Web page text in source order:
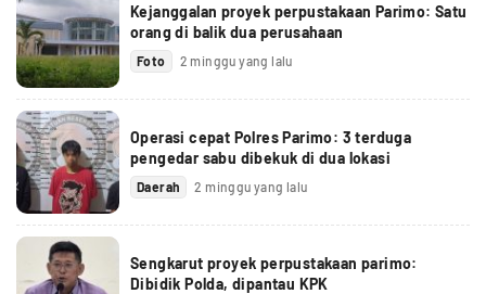
Kejanggalan proyek perpustakaan Parimo: Satu
orang di balik dua perusahaan
Foto 2 minggu yang lalu
Operasi cepat Polres Parimo: 3 terduga
pengedar sabu dibekuk di dua lokasi
Daerah 2 minggu yang lalu
Sengkarut proyek perpustakaan parimo:
Dibidik Polda, dipantau KPK